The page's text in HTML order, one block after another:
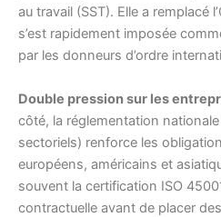
au travail (SST). Elle a remplacé
s’est rapidement imposée
par les donneurs d’ordre
Double pression sur les
côté, la réglementation
sectoriels) renforce les
européens, américains et
souvent la certification ISO
contractuelle avant de placer